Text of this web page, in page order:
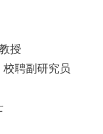
授
聘副研究员